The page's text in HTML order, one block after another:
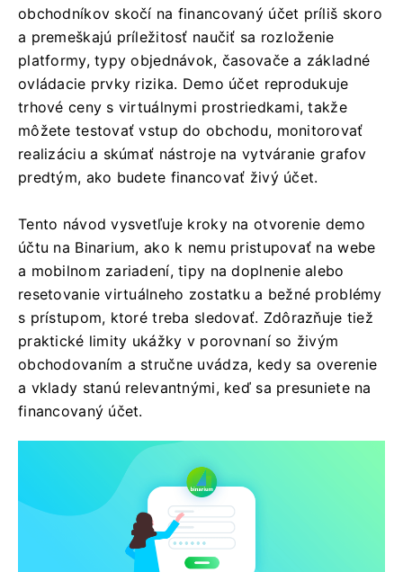
obchodníkov skočí na financovaný účet príliš skoro
a premeškajú príležitosť naučiť sa rozloženie
platformy, typy objednávok, časovače a základné
ovládacie prvky rizika. Demo účet reprodukuje
trhové ceny s virtuálnymi prostriedkami, takže
môžete testovať vstup do obchodu, monitorovať
realizáciu a skúmať nástroje na vytváranie grafov
predtým, ako budete financovať živý účet.
Tento návod vysvetľuje kroky na otvorenie demo
účtu na Binarium, ako k nemu pristupovať na webe
a mobilnom zariadení, tipy na doplnenie alebo
resetovanie virtuálneho zostatku a bežné problémy
s prístupom, ktoré treba sledovať. Zdôrazňuje tiež
praktické limity ukážky v porovnaní so živým
obchodovaním a stručne uvádza, kedy sa overenie
a vklady stanú relevantnými, keď sa presuniete na
financovaný účet.